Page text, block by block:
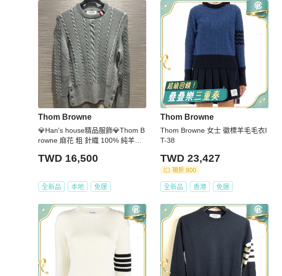
Thom Browne
💎Han's house精品服飾💎Thom B
rowne 麻花 粗 針織 100% 純羊毛
TWD 16,500
全新品 本地 免運
Thom Browne
Thom Browne 女士 徽標羊毛毛衣I
T-38
TWD 23,427
現折 800
全新品 香港 免運